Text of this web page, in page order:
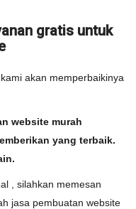
gratis untuk
akan memperbaikinya
website murah
yang terbaik.
, silahkan memesan
jasa pembuatan website